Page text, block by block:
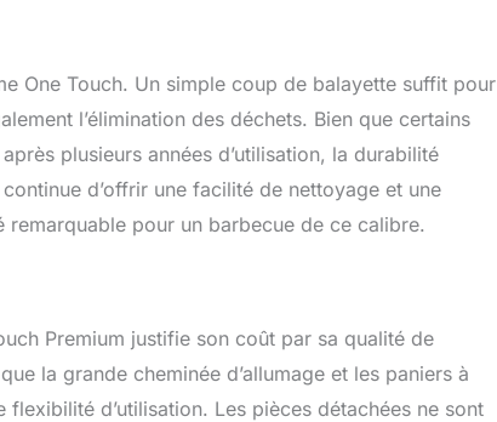
One Touch. Un simple coup de balayette suffit pour
l’élimination des déchets. Bien que certains
plusieurs années d’utilisation, la durabilité
d’offrir une facilité de nettoyage et une
remarquable pour un barbecue de ce calibre.
Premium justifie son coût par sa qualité de
la grande cheminée d’allumage et les paniers à
d’utilisation. Les pièces détachées ne sont